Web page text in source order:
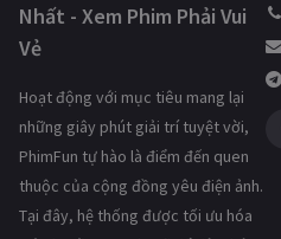
Nhất - Xem Phim Phải Vui
Vẻ
Hoạt động với mục tiêu mang lại
những giây phút giải trí tuyệt vời,
PhimFun tự hào là điểm đến quen
thuộc của cộng đồng yêu điện ảnh.
Tại đây, hệ thống được tối ưu hóa